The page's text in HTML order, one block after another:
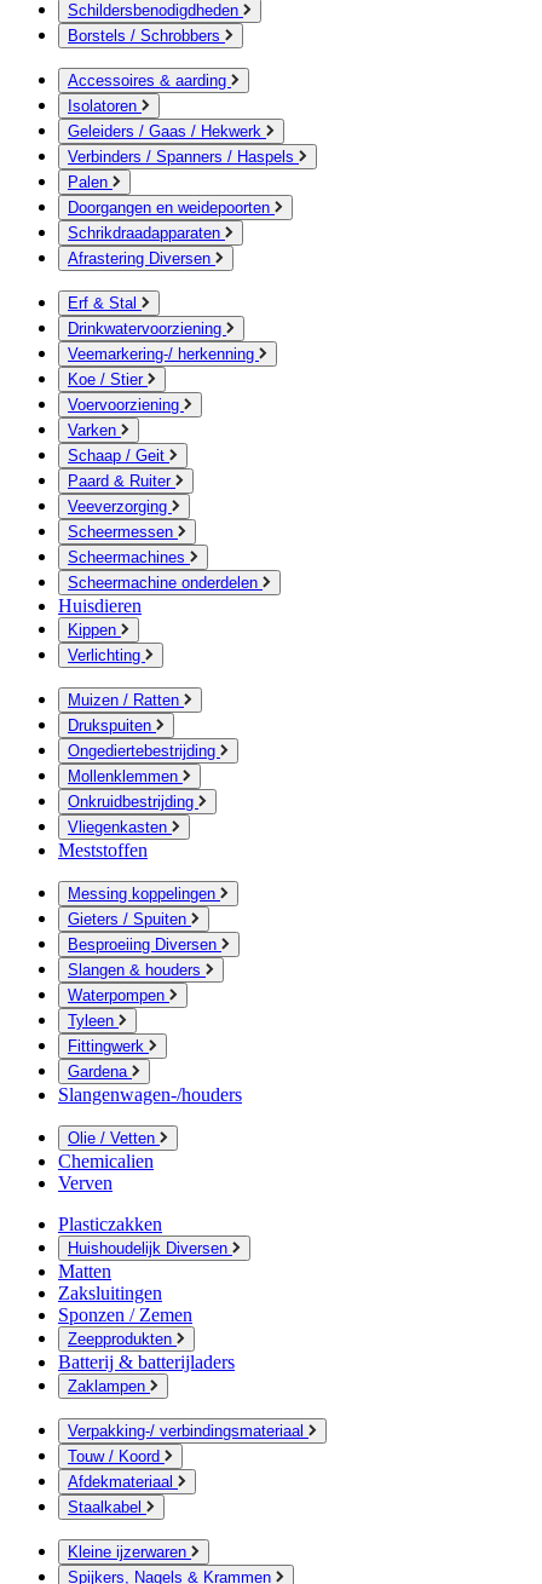
Schildersbenodigdheden
Borstels / Schrobbers
Accessoires & aarding
Isolatoren
Geleiders / Gaas / Hekwerk
Verbinders / Spanners / Haspels
Palen
Doorgangen en weidepoorten
Schrikdraadapparaten
Afrastering Diversen
Erf & Stal
Drinkwatervoorziening
Veemarkering-/ herkenning
Koe / Stier
Voervoorziening
Varken
Schaap / Geit
Paard & Ruiter
Veeverzorging
Scheermessen
Scheermachines
Scheermachine onderdelen
Huisdieren
Kippen
Verlichting
Muizen / Ratten
Drukspuiten
Ongediertebestrijding
Mollenklemmen
Onkruidbestrijding
Vliegenkasten
Meststoffen
Messing koppelingen
Gieters / Spuiten
Besproeiing Diversen
Slangen & houders
Waterpompen
Tyleen
Fittingwerk
Gardena
Slangenwagen-/houders
Olie / Vetten
Chemicalien
Verven
Plasticzakken
Huishoudelijk Diversen
Matten
Zaksluitingen
Sponzen / Zemen
Zeepprodukten
Batterij & batterijladers
Zaklampen
Verpakking-/ verbindingsmateriaal
Touw / Koord
Afdekmateriaal
Staalkabel
Kleine ijzerwaren
Spijkers, Nagels & Krammen